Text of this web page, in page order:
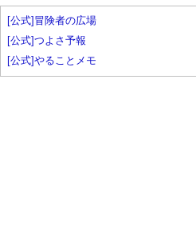
[公式]冒険者の広場
[公式]つよさ予報
[公式]やることメモ